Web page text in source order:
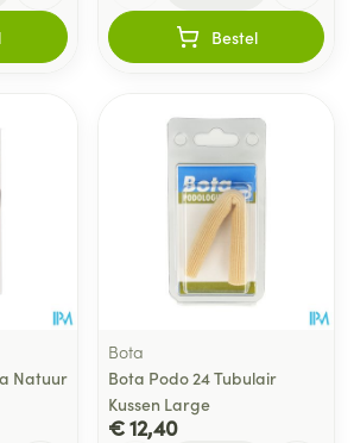
Bestel
Natuur
Bota
Bota Podo 24 Tubulair
Kussen Large
€ 12,40